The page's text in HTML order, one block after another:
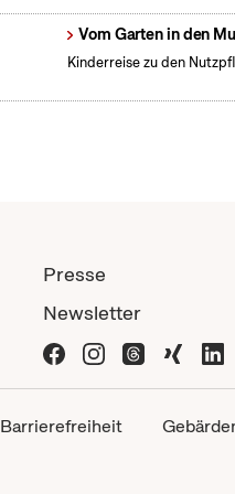
Vom Garten in den
Kinderreise zu den
Presse
Newsletter
Barrierefreiheit